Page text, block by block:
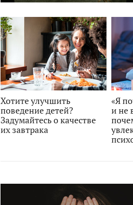
Хотите улучшить
поведение детей?
Задумайтесь о качестве
их завтрака
«Я
и не